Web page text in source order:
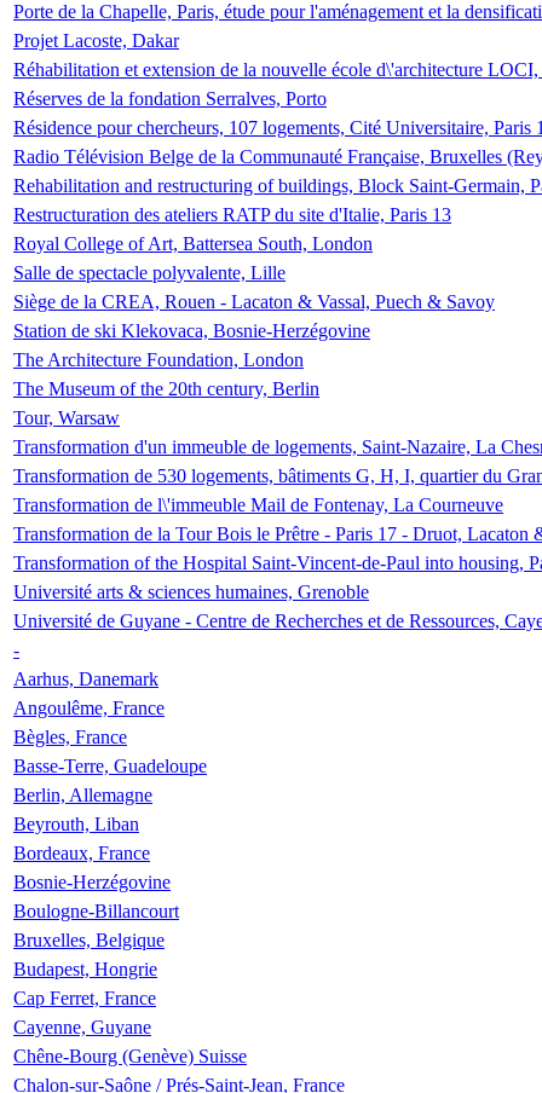
Porte de la Chapelle, Paris, étude pour l'aménagement et la
Projet Lacoste, Dakar
Réhabilitation et extension de la nouvelle école d\'architecture
Réserves de la fondation Serralves, Porto
Résidence pour chercheurs, 107 logements, Cité Universitaire, Paris
Radio Télévision Belge de la Communauté Française, Bruxelles
Rehabilitation and restructuring of buildings, Block Saint-Germain,
Restructuration des ateliers RATP du site d'Italie, Paris 13
Royal College of Art, Battersea South, London
Salle de spectacle polyvalente, Lille
Siège de la CREA, Rouen - Lacaton & Vassal, Puech & Savoy
Station de ski Klekovaca, Bosnie-Herzégovine
The Architecture Foundation, London
The Museum of the 20th century, Berlin
Tour, Warsaw
Transformation d'un immeuble de logements, Saint-Nazaire, La
Transformation de 530 logements, bâtiments G, H, I, quartier du
Transformation de l\'immeuble Mail de Fontenay, La Courneuve
Transformation de la Tour Bois le Prêtre - Paris 17 - Druot, Lacaton
Transformation of the Hospital Saint-Vincent-de-Paul into housing,
Université arts & sciences humaines, Grenoble
Université de Guyane - Centre de Recherches et de Ressources,
-
Aarhus, Danemark
Angoulême, France
Bègles, France
Basse-Terre, Guadeloupe
Berlin, Allemagne
Beyrouth, Liban
Bordeaux, France
Bosnie-Herzégovine
Boulogne-Billancourt
Bruxelles, Belgique
Budapest, Hongrie
Cap Ferret, France
Cayenne, Guyane
Chêne-Bourg (Genève) Suisse
Chalon-sur-Saône / Prés-Saint-Jean, France